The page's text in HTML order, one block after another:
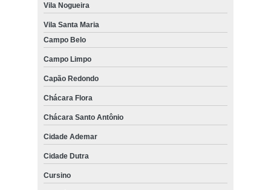
Vila Nogueira
Vila Santa Maria
Campo Belo
Campo Limpo
Capão Redondo
Chácara Flora
Chácara Santo Antônio
Cidade Ademar
Cidade Dutra
Cursino